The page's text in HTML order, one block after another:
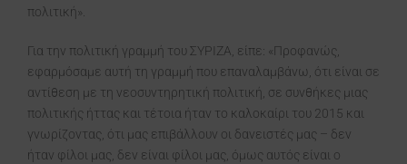
πολιτική».
Για την πολιτική γραμμή του ΣΥΡΙΖΑ, είπε: «Προφανώς,
εφαρμόσαμε αυτή τη γραμμή που επαναλαμβάνω, ότι είναι σε
αντίθεση με τη νεοσυντηρητική πολιτική, σε συνθήκες μιας
πολιτικής ήττας και τέτοια ήταν το καλοκαίρι του 2015 και
γνωρίζοντας, ότι μας επιβάλλουν οι δανειστές μας – δεν
ήταν φίλοι μας, δεν είναι φίλοι μας, όμως αυτός είναι ο